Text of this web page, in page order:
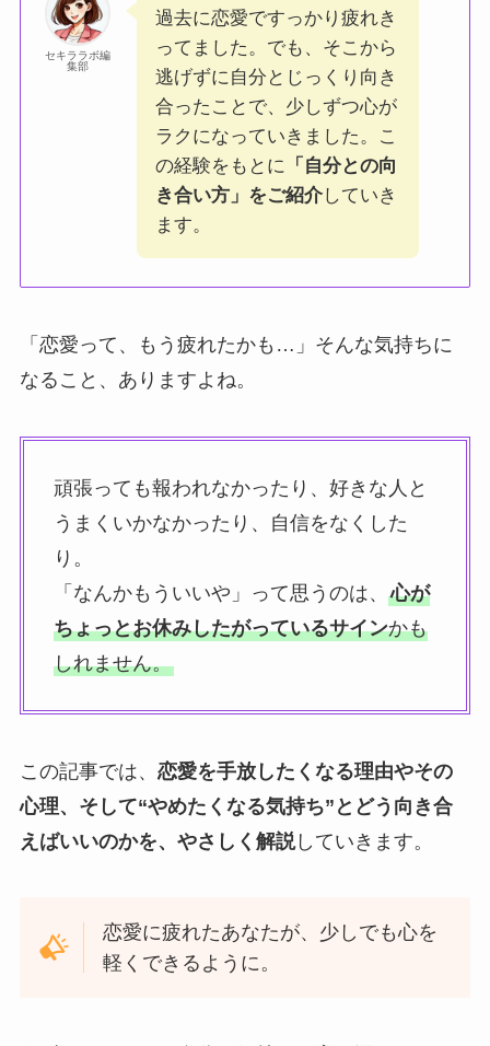
セキララボ編
集部
過去に恋愛ですっかり疲れき
ってました。でも、そこから
逃げずに自分とじっくり向き
合ったことで、少しずつ心が
ラクになっていきました。こ
の経験をもとに 「自分との向
き合い方」をご紹介していき
ます。
「恋愛って、もう疲れたかも…」そんな気持ちに
なること、ありますよね。
頑張っても報われなかったり、好きな人と
うまくいかなかったり、自信をなくした
り。
「なんかもういいや」って思うのは、 心が
ちょっとお休みしたがっているサインかも
しれません。
この記事では、 恋愛を手放したくなる理由やその
心理、そして“やめたくなる気持ち”とどう向き合
えばいいのかを、やさしく解説していきます。
恋愛に疲れたあなたが、少しでも心を
軽くできるように。